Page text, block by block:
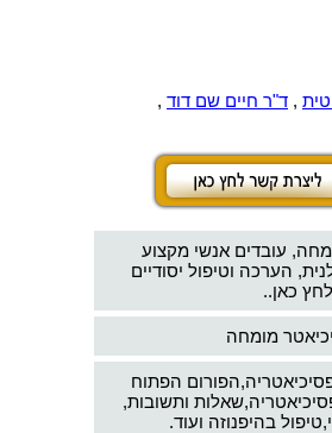
, ד"ר חיים שם דוד ,
עובדים אנשי מקצוע
הערכה וטיפול יסודיים
כאן..
מומחה
הפתוח
ותשובות,
בהיפנוזה ועוד.